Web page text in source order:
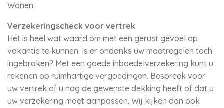
Wonen.
Verzekeringscheck voor vertrek
Het is heel wat waard om met een gerust gevoel op
vakantie te kunnen. Is er ondanks uw maatregelen toch
ingebroken? Met een goede inboedelverzekering kunt u
rekenen op ruimhartige vergoedingen. Bespreek voor
uw vertrek of u nog de gewenste dekking heeft of dat u
uw verzekering moet aanpassen. Wij kijken dan ook